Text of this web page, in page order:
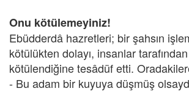
Onu kötülemeyiniz!
Ebüdderdâ hazretleri; bir şahsın
kötülükten dolayı, insanlar
kötülendiğine tesâdüf etti.
- Bu adam bir kuyuya düşmüş